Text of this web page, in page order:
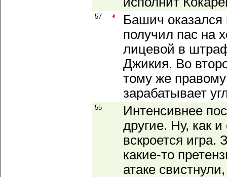
57
Башич оказался
получил пас на
лицевой в
Джикия. Во
тому же
зарабатывает
55
Интенсивнее
другие. Ну, как
вскроется игра.
какие-то
атаке